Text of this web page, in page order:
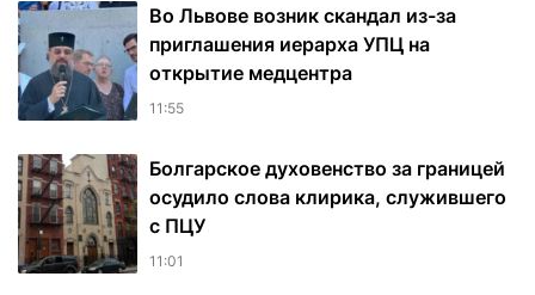
Во Львове возник скандал из-за
приглашения иерарха УПЦ на
открытие медцентра
11:55
Болгарское духовенство за границей
осудило слова клирика, служившего
с ПЦУ
11:01